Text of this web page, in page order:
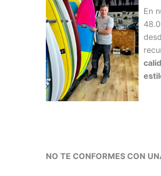
En
NO TE CONFORMES CON